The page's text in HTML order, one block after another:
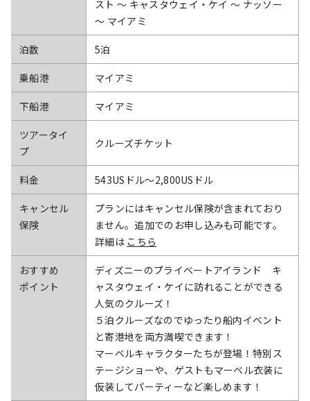
スト ～ キャスタウェイ・ケイ ～ ナッソー
～ マイアミ
泊数 5泊
乗船港 マイアミ
下船港 マイアミ
ツアータイ
プ
クルーズチケット
料金 543USドル〜2,800USドル
キャンセル
保険
プランにはキャンセル保険が含まれており
ません。追加でのお申し込みも可能です。
詳細は こちら
おすすめ
ポイント
ディズニーのプライベートアイランド キ
ャスタウェイ・ケイに訪れることができる
人気のクルーズ！
５泊クルーズなのでゆったり船内イベント
と寄港地を両方満喫できます！
マーベルキャラクターたちが登場！特別ス
テージショーや、ゲストもマーベル衣装に
仮装してパーティーなど楽しめます！